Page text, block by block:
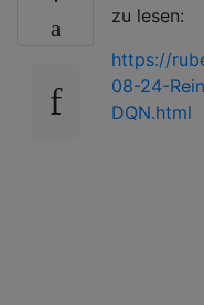
zu lesen:
https://
08-24-
DQN.html